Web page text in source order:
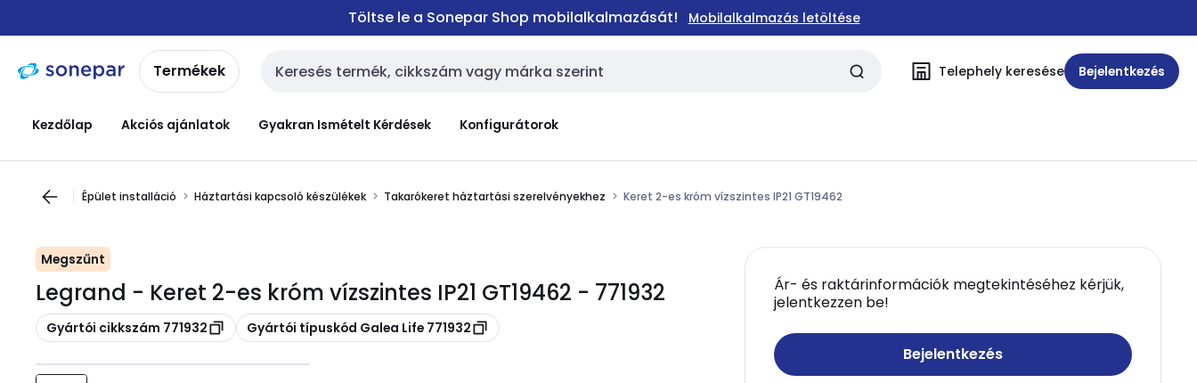
navigációhoztartalomra
Töltse le a Sonepar Shop mobilalkalmazását! Mobilalkalmazás letöltése
Termékek Keresési bemenet Telephely keresése Bejelentkezés
Kezdőlap Akciós ajánlatok Gyakran Ismételt Kérdések Konfigurátorok
Épület installáció Háztartási kapcsoló készülékek Takarókeret háztartási szerelvényekhez Keret 2-es króm vízszintes IP21 GT19462
Megszűnt
Legrand - Keret 2-es króm vízszintes IP21 GT19462 - 771932
Másolás
Gyártói cikkszám 771932 Másolás
Gyártói típuskód Galea Life 771932
Ár- és raktárinformációk megtekintéséhez kérjük,
jelentkezzen be!
Bejelentkezés